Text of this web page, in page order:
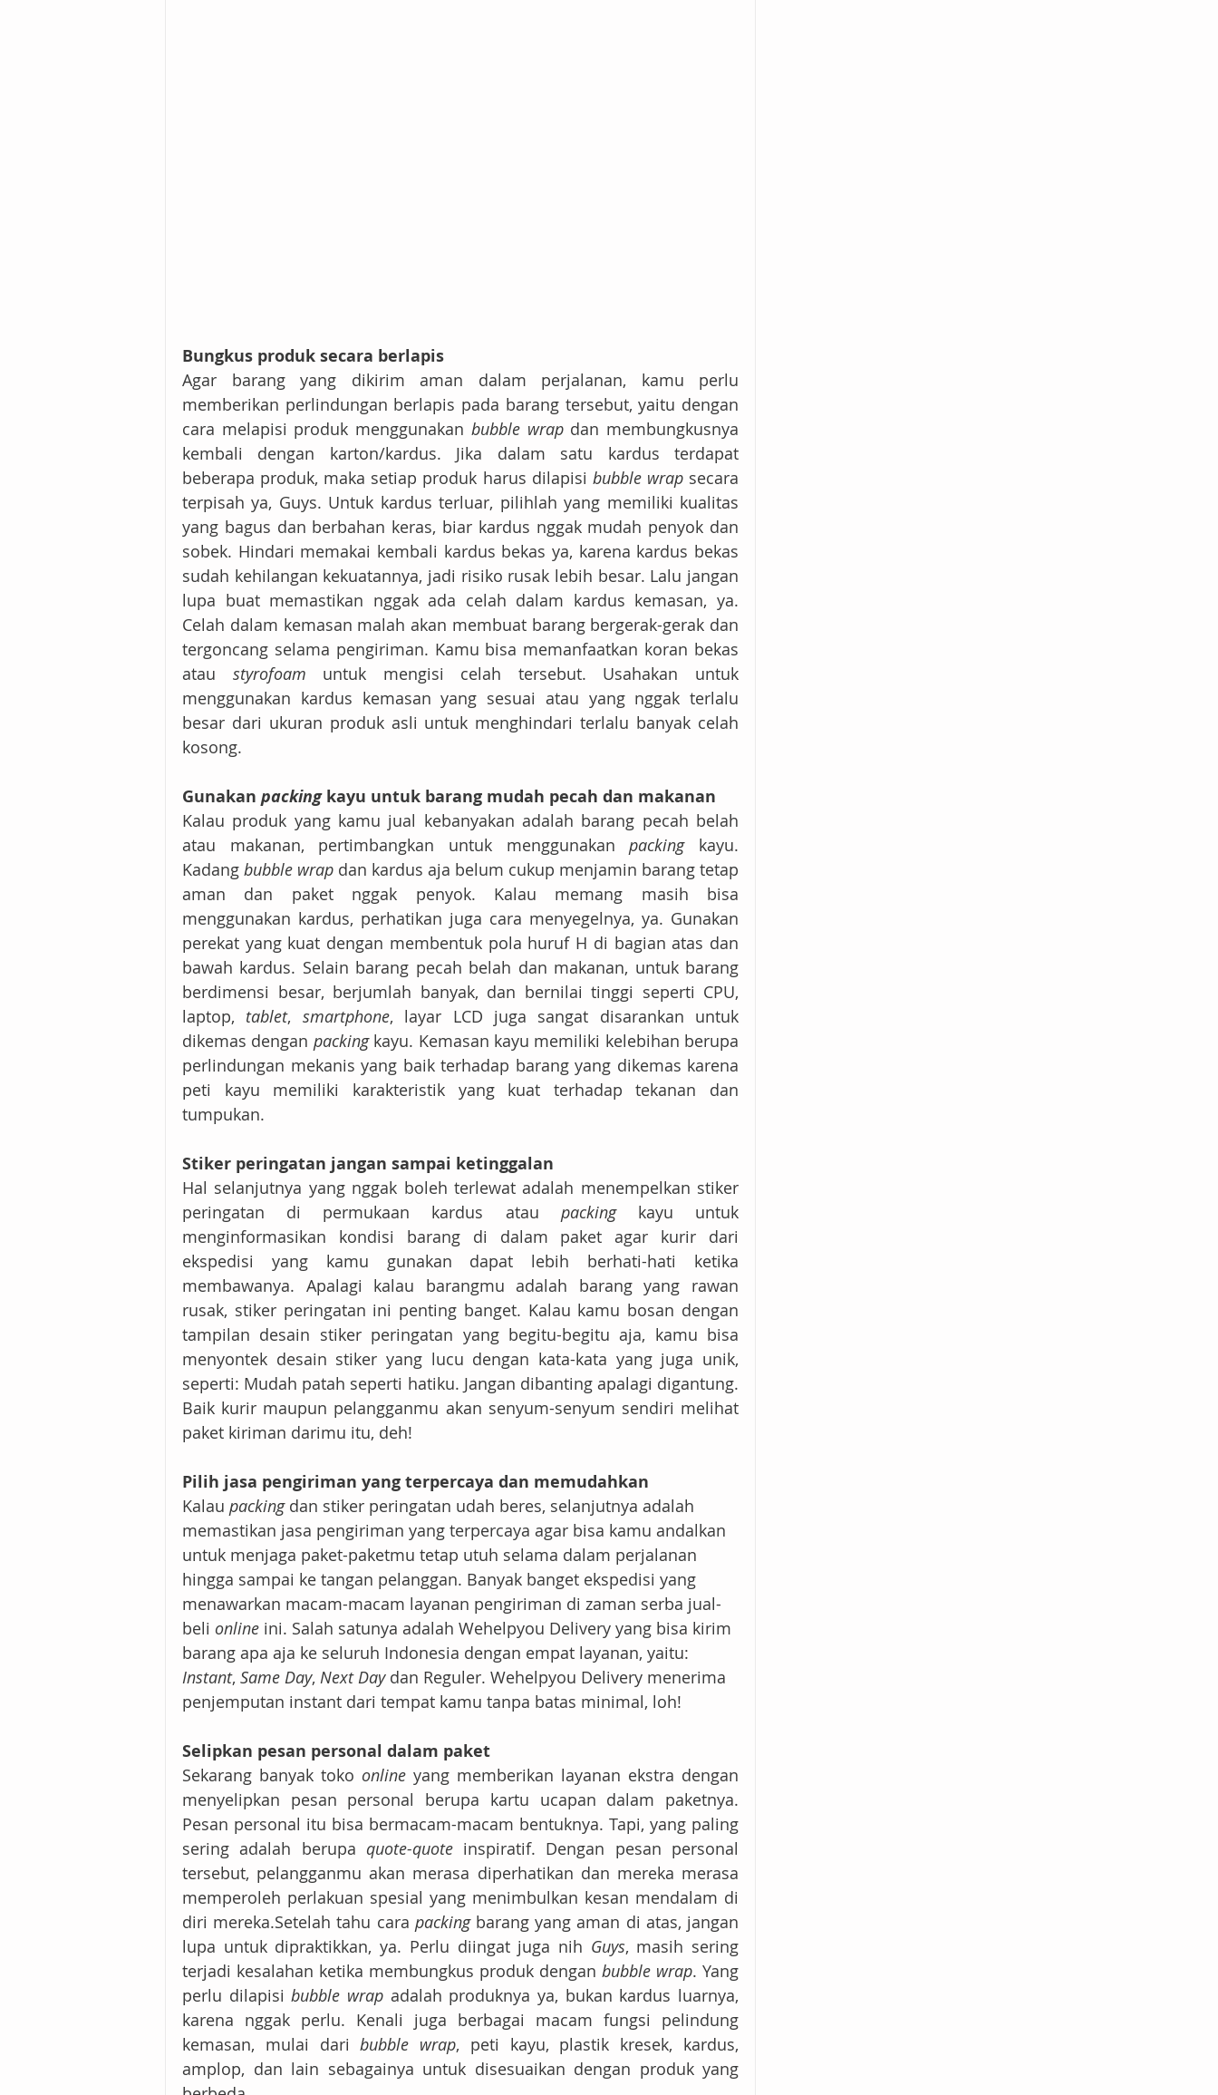
Bungkus produk secara berlapis
Agar barang yang dikirim aman dalam perjalanan, kamu perlu
memberikan perlindungan berlapis pada barang tersebut, yaitu dengan
cara melapisi produk menggunakan bubble wrap dan membungkusnya
kembali dengan karton/kardus. Jika dalam satu kardus terdapat
beberapa produk, maka setiap produk harus dilapisi bubble wrap secara
terpisah ya, Guys. Untuk kardus terluar, pilihlah yang memiliki kualitas
yang bagus dan berbahan keras, biar kardus nggak mudah penyok dan
sobek. Hindari memakai kembali kardus bekas ya, karena kardus bekas
sudah kehilangan kekuatannya, jadi risiko rusak lebih besar. Lalu jangan
lupa buat memastikan nggak ada celah dalam kardus kemasan, ya.
Celah dalam kemasan malah akan membuat barang bergerak-gerak dan
tergoncang selama pengiriman. Kamu bisa memanfaatkan koran bekas
atau styrofoam untuk mengisi celah tersebut. Usahakan untuk
menggunakan kardus kemasan yang sesuai atau yang nggak terlalu
besar dari ukuran produk asli untuk menghindari terlalu banyak celah
kosong.
Gunakan packing kayu untuk barang mudah pecah dan makanan
Kalau produk yang kamu jual kebanyakan adalah barang pecah belah
atau makanan, pertimbangkan untuk menggunakan packing kayu.
Kadang bubble wrap dan kardus aja belum cukup menjamin barang tetap
aman dan paket nggak penyok. Kalau memang masih bisa
menggunakan kardus, perhatikan juga cara menyegelnya, ya. Gunakan
perekat yang kuat dengan membentuk pola huruf H di bagian atas dan
bawah kardus. Selain barang pecah belah dan makanan, untuk barang
berdimensi besar, berjumlah banyak, dan bernilai tinggi seperti CPU,
laptop, tablet, smartphone, layar LCD juga sangat disarankan untuk
dikemas dengan packing kayu. Kemasan kayu memiliki kelebihan berupa
perlindungan mekanis yang baik terhadap barang yang dikemas karena
peti kayu memiliki karakteristik yang kuat terhadap tekanan dan
tumpukan.
Stiker peringatan jangan sampai ketinggalan
Hal selanjutnya yang nggak boleh terlewat adalah menempelkan stiker
peringatan di permukaan kardus atau packing kayu untuk
menginformasikan kondisi barang di dalam paket agar kurir dari
ekspedisi yang kamu gunakan dapat lebih berhati-hati ketika
membawanya. Apalagi kalau barangmu adalah barang yang rawan
rusak, stiker peringatan ini penting banget. Kalau kamu bosan dengan
tampilan desain stiker peringatan yang begitu-begitu aja, kamu bisa
menyontek desain stiker yang lucu dengan kata-kata yang juga unik,
seperti: Mudah patah seperti hatiku. Jangan dibanting apalagi digantung.
Baik kurir maupun pelangganmu akan senyum-senyum sendiri melihat
paket kiriman darimu itu, deh!
Pilih jasa pengiriman yang terpercaya dan memudahkan
Kalau packing dan stiker peringatan udah beres, selanjutnya adalah
memastikan jasa pengiriman yang terpercaya agar bisa kamu andalkan
untuk menjaga paket-paketmu tetap utuh selama dalam perjalanan
hingga sampai ke tangan pelanggan. Banyak banget ekspedisi yang
menawarkan macam-macam layanan pengiriman di zaman serba jual-
beli online ini. Salah satunya adalah Wehelpyou Delivery yang bisa kirim
barang apa aja ke seluruh Indonesia dengan empat layanan, yaitu:
Instant, Same Day, Next Day dan Reguler. Wehelpyou Delivery menerima
penjemputan instant dari tempat kamu tanpa batas minimal, loh!
Selipkan pesan personal dalam paket
Sekarang banyak toko online yang memberikan layanan ekstra dengan
menyelipkan pesan personal berupa kartu ucapan dalam paketnya.
Pesan personal itu bisa bermacam-macam bentuknya. Tapi, yang paling
sering adalah berupa quote-quote inspiratif. Dengan pesan personal
tersebut, pelangganmu akan merasa diperhatikan dan mereka merasa
memperoleh perlakuan spesial yang menimbulkan kesan mendalam di
diri mereka.Setelah tahu cara packing barang yang aman di atas, jangan
lupa untuk dipraktikkan, ya. Perlu diingat juga nih Guys, masih sering
terjadi kesalahan ketika membungkus produk dengan bubble wrap. Yang
perlu dilapisi bubble wrap adalah produknya ya, bukan kardus luarnya,
karena nggak perlu. Kenali juga berbagai macam fungsi pelindung
kemasan, mulai dari bubble wrap, peti kayu, plastik kresek, kardus,
amplop, dan lain sebagainya untuk disesuaikan dengan produk yang